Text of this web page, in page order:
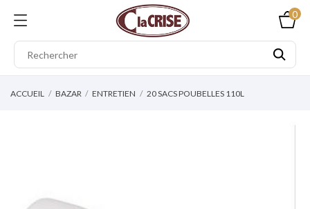
0
ACCUEIL BAZAR ENTRETIEN 20 SACS POUBELLES 110L